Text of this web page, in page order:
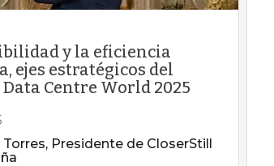
y la eficiencia
ejes estratégicos del
Centre World 2025
Presidente de CloserStill